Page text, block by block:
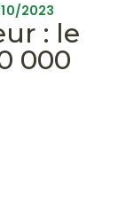
2023
: le
000